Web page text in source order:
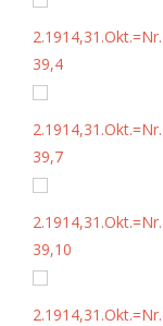
2.1914,31.Okt.=Nr.
39,4
2.1914,31.Okt.=Nr.
39,7
2.1914,31.Okt.=Nr.
39,10
2.1914,31.Okt.=Nr.